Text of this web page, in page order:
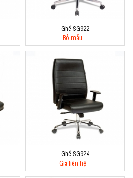
Ghế SG922
Bỏ mẫu
Ghế SG924
Giá liên hệ